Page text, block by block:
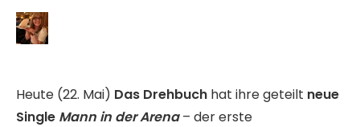
Heute (22. Mai) Das Drehbuch hat ihre geteilt neue
Single Mann in der Arena – der erste